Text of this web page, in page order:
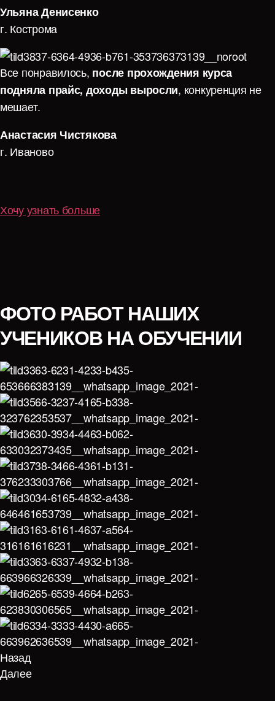
Ульяна Денисенко
г. Кострома
Все понравилось, после прохождения курса
подняла прайс, доходы выросли, конкуренция не
мешает.
Анастасия Чистякова
г. Иваново
Хочу узнать больше
ФОТО РАБОТ НАШИХ
УЧЕНИКОВ НА ОБУЧЕНИИ
Назад
Далее